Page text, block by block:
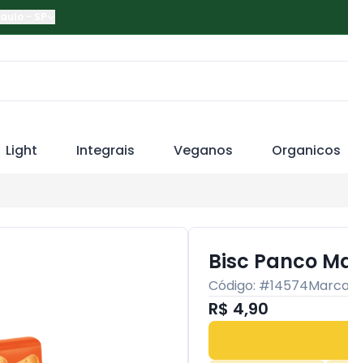
Light Integrais Veganos Organicos
Bisc Panco
Código: #14574
R$ 4,90